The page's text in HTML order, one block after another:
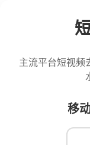
主流平台短视频
移